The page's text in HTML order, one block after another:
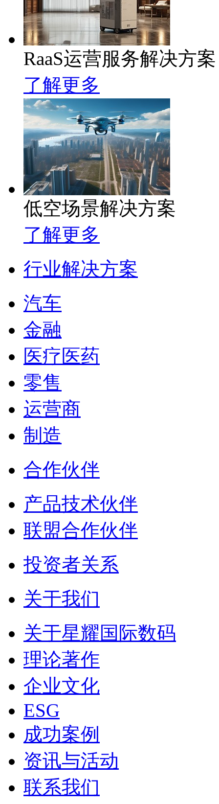
RaaS运营服务解决方案
了解更多
低空场景解决方案
了解更多
行业解决方案
汽车
金融
医疗医药
零售
运营商
制造
合作伙伴
产品技术伙伴
联盟合作伙伴
投资者关系
关于我们
关于星耀国际数码
理论著作
企业文化
ESG
成功案例
资讯与活动
联系我们